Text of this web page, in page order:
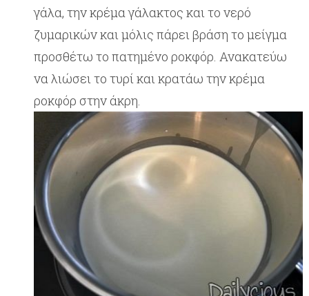
γάλα, την κρέμα γάλακτος και το νερό
ζυμαρικών και μόλις πάρει βράση το μείγμα
προσθέτω το πατημένο ροκφόρ. Ανακατεύω
να λιώσει το τυρί και κρατάω την κρέμα
ροκφόρ στην άκρη.